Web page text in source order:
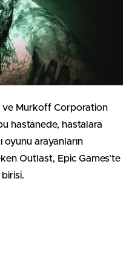
ve Murkoff Corporation
hastanede, hastalara
oyunu arayanların
Outlast, Epic Games’te